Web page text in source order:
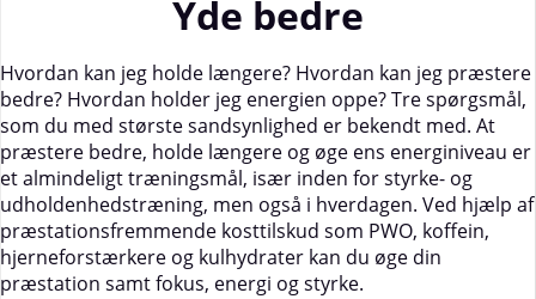
Yde bedre
Hvordan kan jeg holde længere? Hvordan kan jeg præstere
bedre? Hvordan holder jeg energien oppe? Tre spørgsmål,
som du med største sandsynlighed er bekendt med. At
præstere bedre, holde længere og øge ens energiniveau er
et almindeligt træningsmål, især inden for styrke- og
udholdenhedstræning, men også i hverdagen. Ved hjælp af
præstationsfremmende kosttilskud som PWO, koffein,
hjerneforstærkere og kulhydrater kan du øge din
præstation samt fokus, energi og styrke.